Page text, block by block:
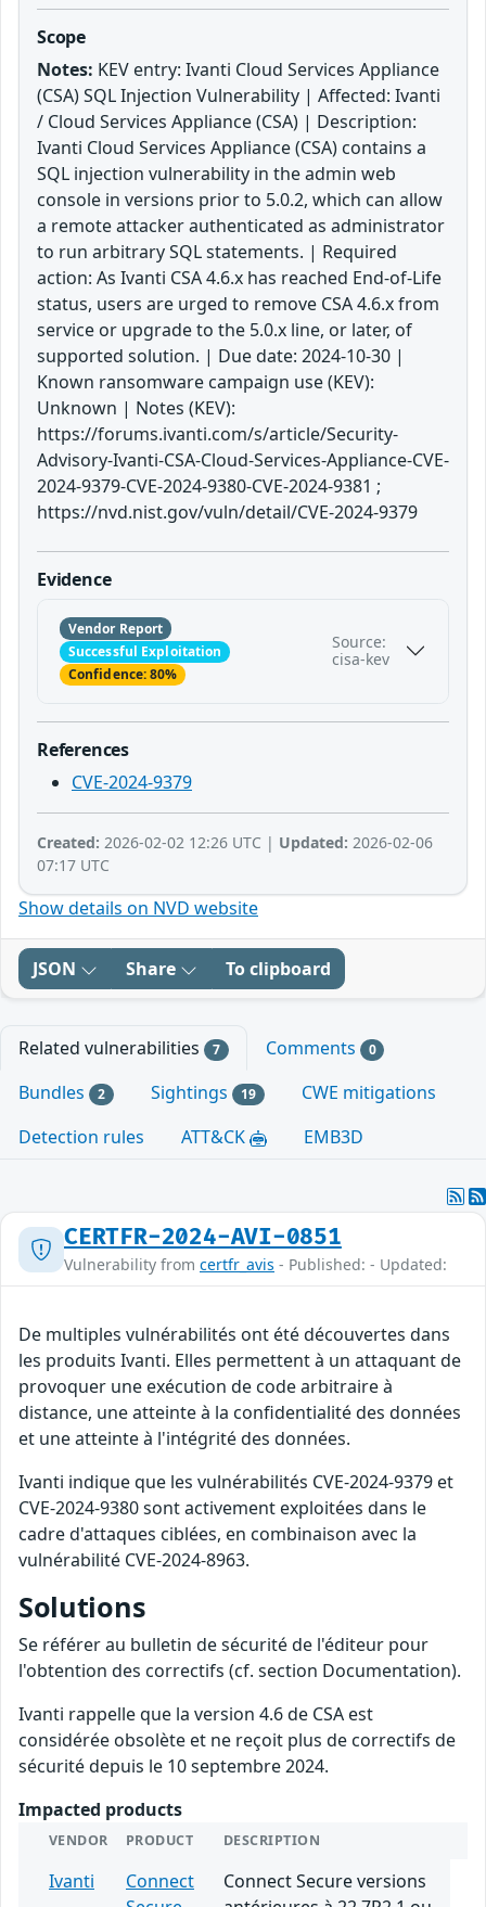
Scope
Notes: KEV entry: Ivanti Cloud Services Appliance
(CSA) SQL Injection Vulnerability | Affected: Ivanti
/ Cloud Services Appliance (CSA) | Description:
Ivanti Cloud Services Appliance (CSA) contains a
SQL injection vulnerability in the admin web
console in versions prior to 5.0.2, which can allow
a remote attacker authenticated as administrator
to run arbitrary SQL statements. | Required
action: As Ivanti CSA 4.6.x has reached End-of-Life
status, users are urged to remove CSA 4.6.x from
service or upgrade to the 5.0.x line, or later, of
supported solution. | Due date: 2024-10-30 |
Known ransomware campaign use (KEV):
Unknown | Notes (KEV):
https://forums.ivanti.com/s/article/Security-
Advisory-Ivanti-CSA-Cloud-Services-Appliance-CVE-
2024-9379-CVE-2024-9380-CVE-2024-9381 ;
https://nvd.nist.gov/vuln/detail/CVE-2024-9379
Evidence
Vendor Report
Successful Exploitation
Confidence: 80%
Source:
cisa-kev
References
CVE-2024-9379
Created: 2026-02-02 12:26 UTC | Updated: 2026-02-06
07:17 UTC
Show details on NVD website
JSON Share To clipboard
Related vulnerabilities 7 Comments 0
Bundles 2 Sightings 19
CWE mitigations
Detection rules
ATT&CK EMB3D
CERTFR-2024-AVI-0851
Vulnerability from certfr_avis - Published: - Updated:
De multiples vulnérabilités ont été découvertes dans
les produits Ivanti. Elles permettent à un attaquant de
provoquer une exécution de code arbitraire à
distance, une atteinte à la confidentialité des données
et une atteinte à l'intégrité des données.
Ivanti indique que les vulnérabilités CVE-2024-9379 et
CVE-2024-9380 sont activement exploitées dans le
cadre d'attaques ciblées, en combinaison avec la
vulnérabilité CVE-2024-8963.
Solutions
Se référer au bulletin de sécurité de l'éditeur pour
l'obtention des correctifs (cf. section Documentation).
Ivanti rappelle que la version 4.6 de CSA est
considérée obsolète et ne reçoit plus de correctifs de
sécurité depuis le 10 septembre 2024.
Impacted products
VENDOR PRODUCT DESCRIPTION
Ivanti
Connect
Connect Secure versions